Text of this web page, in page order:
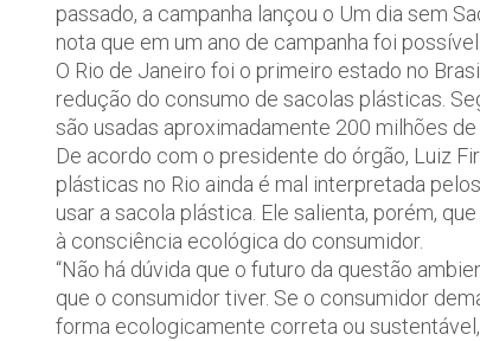
passado, a campanha lançou o Um dia sem
nota que em um ano de campanha foi
O Rio de Janeiro foi o primeiro estado no
redução do consumo de sacolas plásticas.
são usadas aproximadamente 200 milhões
De acordo com o presidente do órgão, Luiz
plásticas no Rio ainda é mal interpretada
usar a sacola plástica. Ele salienta, porém,
à consciência ecológica do consumidor.
“Não há dúvida que o futuro da questão
que o consumidor tiver. Se o consumidor
forma ecologicamente correta ou